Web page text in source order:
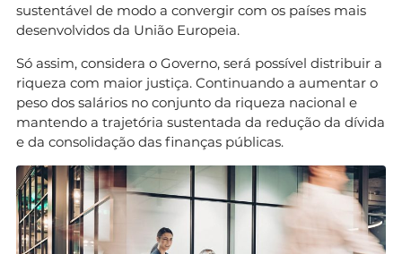
sustentável de modo a convergir com os países mais
desenvolvidos da União Europeia.
Só assim, considera o Governo, será possível distribuir a
riqueza com maior justiça. Continuando a aumentar o
peso dos salários no conjunto da riqueza nacional e
mantendo a trajetória sustentada da redução da dívida
e da consolidação das finanças públicas.